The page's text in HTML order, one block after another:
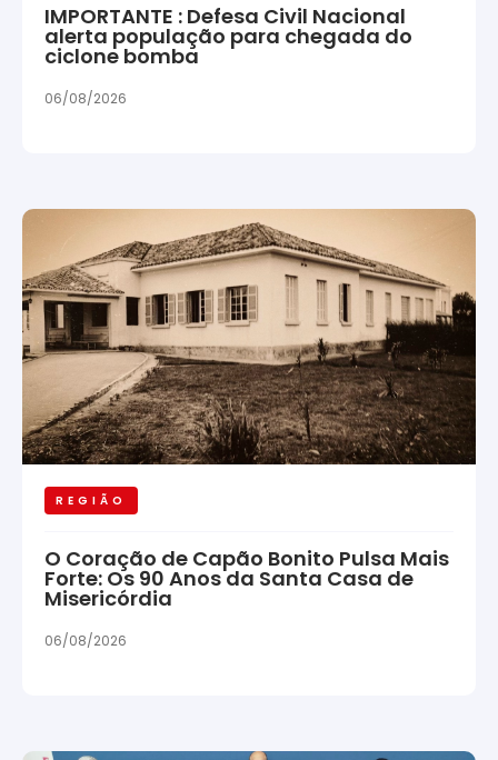
IMPORTANTE : Defesa Civil Nacional
alerta população para chegada do
ciclone bomba
06/08/2026
REGIÃO
O Coração de Capão Bonito Pulsa Mais
Forte: Os 90 Anos da Santa Casa de
Misericórdia
06/08/2026